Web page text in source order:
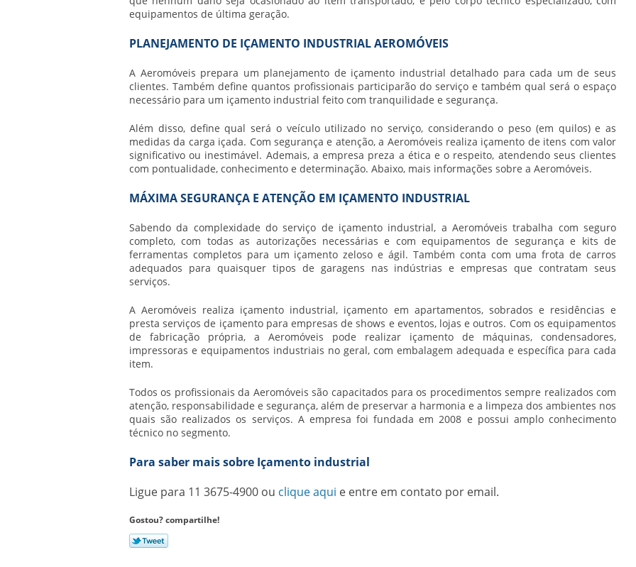
equipamentos de última geração.
PLANEJAMENTO DE IÇAMENTO INDUSTRIAL AEROMÓVEIS
A Aeromóveis prepara um planejamento de içamento industrial detalhado para cada um de seus
clientes. Também define quantos profissionais participarão do serviço e também qual será o espaço
necessário para um içamento industrial feito com tranquilidade e segurança.
Além disso, define qual será o veículo utilizado no serviço, considerando o peso (em quilos) e as
medidas da carga içada. Com segurança e atenção, a Aeromóveis realiza içamento de itens com valor
significativo ou inestimável. Ademais, a empresa preza a ética e o respeito, atendendo seus clientes
com pontualidade, conhecimento e determinação. Abaixo, mais informações sobre a Aeromóveis.
MÁXIMA SEGURANÇA E ATENÇÃO EM IÇAMENTO INDUSTRIAL
Sabendo da complexidade do serviço de içamento industrial, a Aeromóveis trabalha com seguro
completo, com todas as autorizações necessárias e com equipamentos de segurança e kits de
ferramentas completos para um içamento zeloso e ágil. Também conta com uma frota de carros
adequados para quaisquer tipos de garagens nas indústrias e empresas que contratam seus
serviços.
A Aeromóveis realiza içamento industrial, içamento em apartamentos, sobrados e residências e
presta serviços de içamento para empresas de shows e eventos, lojas e outros. Com os equipamentos
de fabricação própria, a Aeromóveis pode realizar içamento de máquinas, condensadores,
impressoras e equipamentos industriais no geral, com embalagem adequada e específica para cada
item.
Todos os profissionais da Aeromóveis são capacitados para os procedimentos sempre realizados com
atenção, responsabilidade e segurança, além de preservar a harmonia e a limpeza dos ambientes nos
quais são realizados os serviços. A empresa foi fundada em 2008 e possui amplo conhecimento
técnico no segmento.
Para saber mais sobre Içamento industrial
Ligue para 11 3675-4900 ou clique aqui e entre em contato por email.
Gostou? compartilhe!